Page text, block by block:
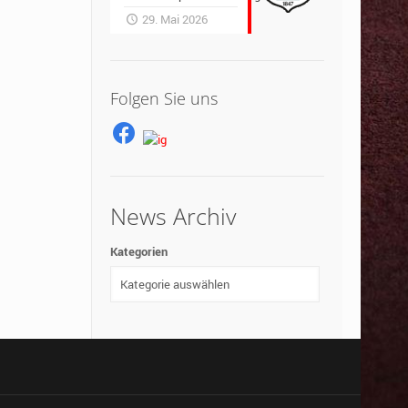
29. Mai 2026
Folgen Sie uns
News Archiv
Kategorien